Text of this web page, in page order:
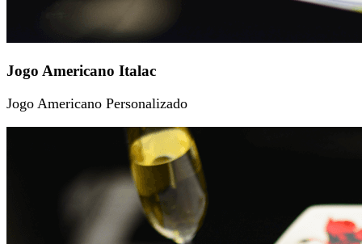
Jogo Americano Italac
Jogo Americano Personalizado